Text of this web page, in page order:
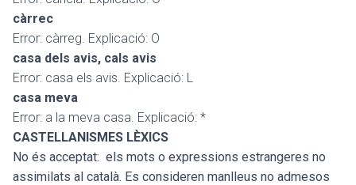
càrrec
Error: càrreg. Explicació: O
casa dels avis, cals avis
Error: casa els avis. Explicació: L
casa meva
Error: a la meva casa. Explicació: *
CASTELLANISMES LÈXICS
No és acceptat: els mots o expressions estrangeres no
assimilats al català. Es consideren manlleus no admesos